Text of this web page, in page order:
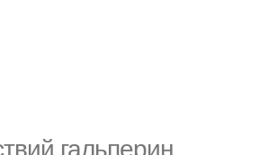
гальперин.